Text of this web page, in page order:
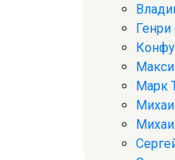
Марк